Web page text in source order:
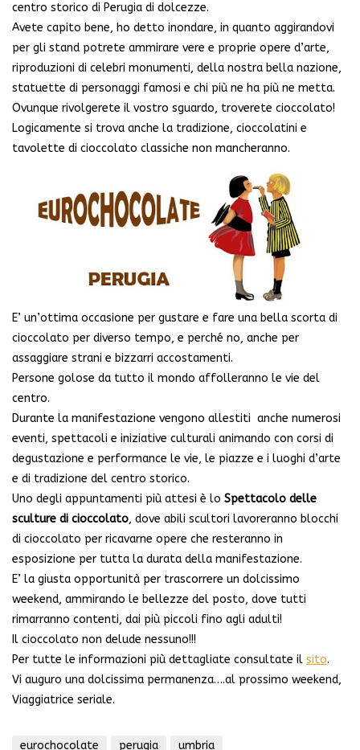
centro storico di Perugia di dolcezze.
Avete capito bene, ho detto inondare, in quanto aggirandovi
per gli stand potrete ammirare vere e proprie opere d’arte,
riproduzioni di celebri monumenti, della nostra bella nazione,
statuette di personaggi famosi e chi più ne ha più ne metta.
Ovunque rivolgerete il vostro sguardo, troverete cioccolato!
Logicamente si trova anche la tradizione, cioccolatini e
tavolette di cioccolato classiche non mancheranno.
E’ un’ottima occasione per gustare e fare una bella scorta di
cioccolato per diverso tempo, e perché no, anche per
assaggiare strani e bizzarri accostamenti.
Persone golose da tutto il mondo affolleranno le vie del
centro.
Durante la manifestazione vengono allestiti anche numerosi
eventi, spettacoli e iniziative culturali animando con corsi di
degustazione e performance le vie, le piazze e i luoghi d’arte
e di tradizione del centro storico.
Uno degli appuntamenti più attesi è lo Spettacolo delle
sculture di cioccolato, dove abili scultori lavoreranno blocchi
di cioccolato per ricavarne opere che resteranno in
esposizione per tutta la durata della manifestazione.
E’ la giusta opportunità per trascorrere un dolcissimo
weekend, ammirando le bellezze del posto, dove tutti
rimarranno contenti, dai più piccoli fino agli adulti!
Il cioccolato non delude nessuno!!!
Per tutte le informazioni più dettagliate consultate il sito.
Vi auguro una dolcissima permanenza….al prossimo weekend,
Viaggiatrice seriale.
eurochocolate perugia umbria